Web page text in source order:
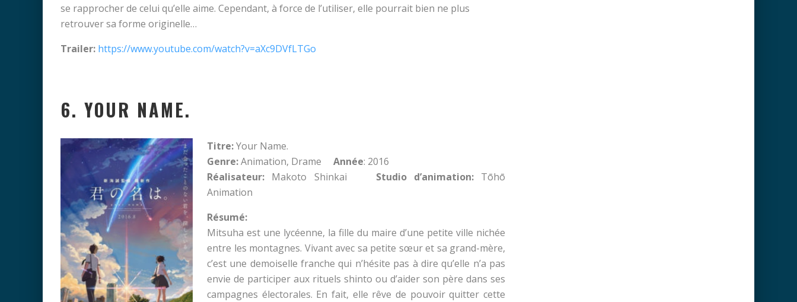
se rapprocher de celui qu’elle aime. Cependant, à force de l’utiliser, elle pourrait bien ne plus
retrouver sa forme originelle…
Trailer: https://www.youtube.com/watch?v=aXc9DVfLTGo
6. YOUR NAME.
Titre:Your Name.
Genre:Animation, Drame Année: 2016
Réalisateur: Makoto Shinkai Studio d’animation:Tōhō
Animation
Résumé:
Mitsuha est une lycéenne, la fille du maire d’une petite ville nichée
entre les montagnes. Vivant avec sa petite sœur et sa grand-mère,
c’est une demoiselle franche qui n’hésite pas à dire qu’elle n’a pas
envie de participer aux rituels shinto ou d’aider son père dans ses
campagnes électorales. En fait, elle rêve de pouvoir quitter cette